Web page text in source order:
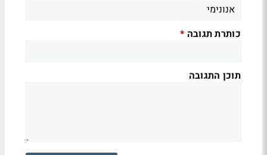
כותרת תגובה *
תוכן התגובה